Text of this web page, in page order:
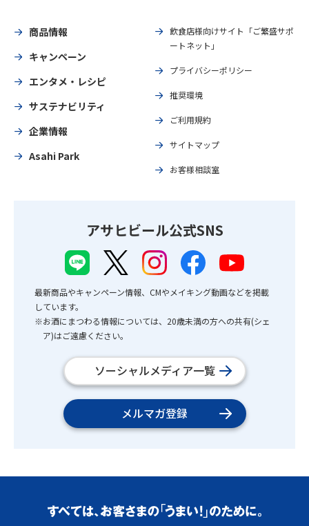
商品情報
キャンペーン
エンタメ・レシピ
サステナビリティ
企業情報
Asahi Park
飲食店様向けサイト「ご繁盛サポ
ートネット」
プライバシーポリシー
推奨環境
ご利用規約
サイトマップ
お客様相談室
アサヒビール公式SNS
最新商品やキャンペーン情報、CMやメイキング動画などを掲載
しています。
※お酒にまつわる情報については、20歳未満の方への共有(シェ
ア)はご遠慮ください。
ソーシャルメディア一覧
メルマガ登録